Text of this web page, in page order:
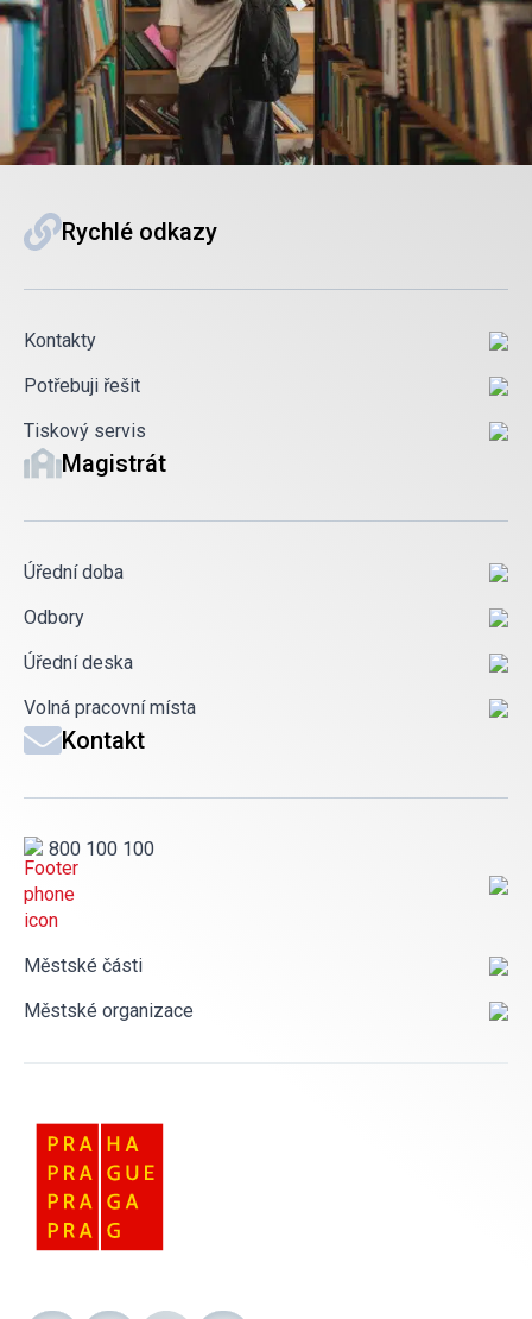
Rychlé odkazy
Kontakty
Potřebuji řešit
Tiskový servis
Magistrát
Úřední doba
Odbory
Úřední deska
Volná pracovní místa
Kontakt
800 100 100
Městské části
Městské organizace